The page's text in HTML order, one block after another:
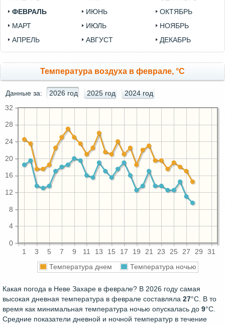
ФЕВРАЛЬ
МАРТ
АПРЕЛЬ
ИЮНЬ
ИЮЛЬ
АВГУСТ
ОКТЯБРЬ
НОЯБРЬ
ДЕКАБРЬ
Температура воздуха в феврале, °C
Данные за: 2026 год 2025 год 2024 год
1 3 5 7 9 11 13 15 17 19 21 23 25 27 29 31
0
4
8
12
16
20
24
28
32
Температура днем Температура ночью
Какая погода в Неве Захаре в феврале? В 2026 году самая
высокая дневная температура в феврале составляла 27°С. В то
время как минимальная температура ночью опускалась до 9°C.
Средние показатели дневной и ночной температур в течение